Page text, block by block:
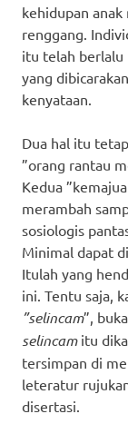
kehidupan anak
renggang.
itu telah berlalu
yang
kenyataan.
Dua hal itu
”orang rantau
Kedua
merambah
sosiologis
Minimal dapat
Itulah yang
ini. Tentu saja,
”selincam”,
selincam itu
tersimpan di
leteratur
disertasi.